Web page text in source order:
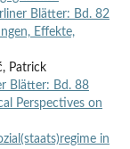
Blätter: Bd. 82
Effekte,
Patrick
Blätter: Bd. 88
Perspectives on
in